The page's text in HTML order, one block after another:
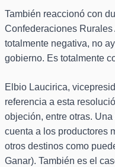
También reaccionó con
Confederaciones Rurales
totalmente negativa, no
gobierno. Es totalmente
Elbio Laucirica,
referencia a esta
objeción, entre otras.
cuenta a los productores
otros destinos como
Ganar). También es el